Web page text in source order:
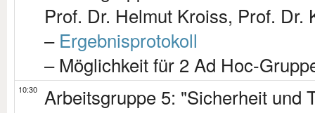
Prof. Dr. Helmut Kroiss, Prof. Dr.
– Ergebnisprotokoll
– Möglichkeit für 2 Ad Hoc-
10:30
Arbeitsgruppe 5: "Sicherheit und